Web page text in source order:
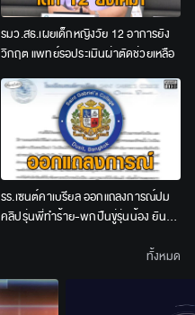
รมว.สธ.เผยเด็กหญิงวัย 12 อาการยัง
วิกฤต แพทย์รอประเมินผ่าตัดช่วยเหลือ
รร.เซนต์คาเบรียล ออกแถลงการณ์ปม
คลิปรุ่นพี่ทำร้าย-พกปืนขู่รุ่นน้อง ยัน
ทั้งหมด